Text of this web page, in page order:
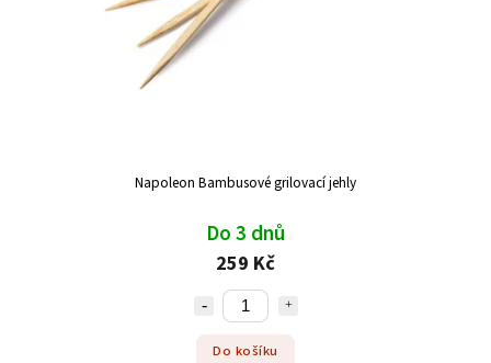
Napoleon Bambusové grilovací jehly
Do 3 dnů
259 Kč
Do košíku